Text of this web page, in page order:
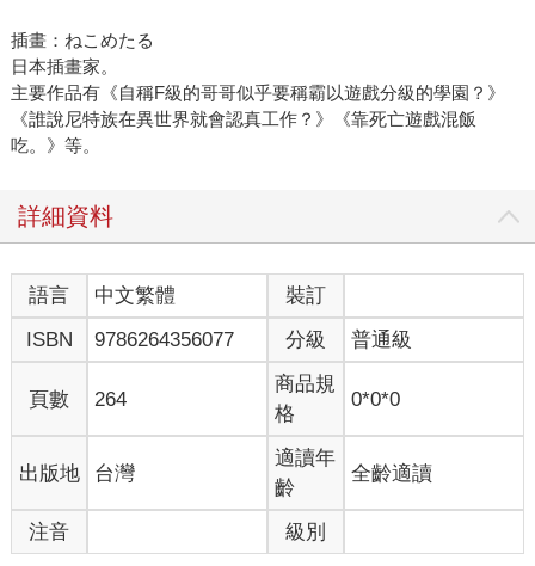
插畫：ねこめたる
日本插畫家。
主要作品有《自稱F級的哥哥似乎要稱霸以遊戲分級的學園？》
《誰說尼特族在異世界就會認真工作？》《靠死亡遊戲混飯
吃。》等。
詳細資料
語言 中文繁體
裝訂
ISBN
9786264356077 分級 普通級
頁數 264
商品規
格
0*0*0
出版地 台灣
適讀年
齡
全齡適讀
注音 級別